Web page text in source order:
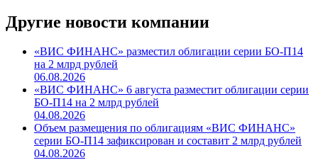
Другие новости компании
«ВИС ФИНАНС» разместил облигации серии БО-П14
на 2 млрд рублей
06.08.2026
«ВИС ФИНАНС» 6 августа разместит облигации серии
БО-П14 на 2 млрд рублей
04.08.2026
Объем размещения по облигациям «ВИС ФИНАНС»
серии БО-П14 зафиксирован и составит 2 млрд рублей
04.08.2026